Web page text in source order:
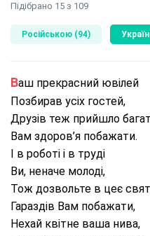
Підібрано 15 з 109
Російською (94)
Ваш прекрасний ювілей
Позбирав усіх гостей,
Друзів теж прийшло
Вам здоров’я побажати.
І в роботі і в труді
Ви, неначе молоді,
Тож дозвольте в цеє
Гараздів Вам побажати,
Нехай квітне ваша нива,